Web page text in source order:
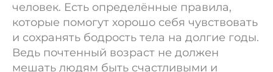
человек. Есть определённые правила,
которые помогут хорошо себя чувствовать
и сохранять бодрость тела на долгие годы.
Ведь почтенный возраст не должен
мешать людям быть счастливыми и